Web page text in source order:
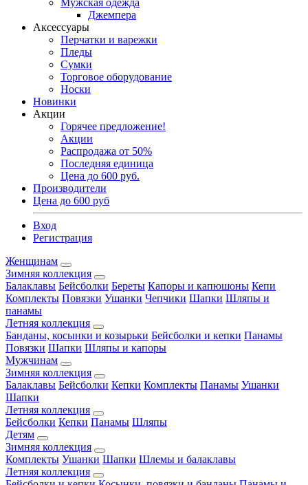
Мужская одежда
Джемпера
Аксессуары
Перчатки и варежки
Пледы
Сумки
Торговое оборудование
Носки
Новинки
Акции
Горячее предложение!
Акции
Распродажа от 50%
Последняя единица
Цена до 600 руб.
Производители
Цена до 600 руб
Вход
Регистрация
Женщинам
Зимняя коллекция
Балаклавы Бейсболки Береты Капоры и капюшоны Кепи
Комплекты Повязки Ушанки Чепчики Шапки Шляпы и
панамы
Летняя коллекция
Банданы, косынки и козырьки Бейсболки и кепки Панамы
Повязки Шапки Шляпы и капоры
Мужчинам
Зимняя коллекция
Балаклавы Бейсболки Кепки Комплекты Панамы Ушанки
Шапки
Летняя коллекция
Бейсболки Кепки Панамы Шляпы
Детям
Зимняя коллекция
Комплекты Ушанки Шапки Шлемы и балаклавы
Летняя коллекция